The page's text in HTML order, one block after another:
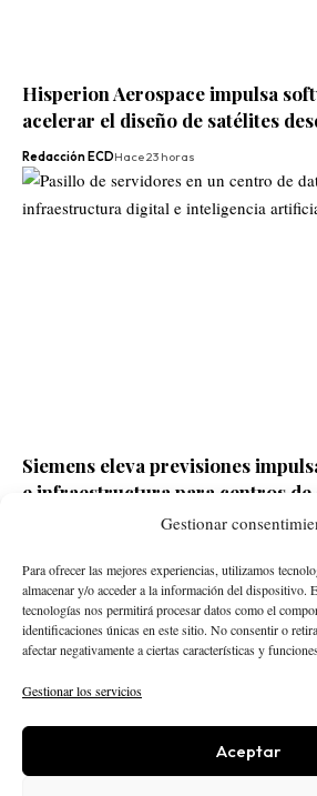
Gestionar
Para ofrecer las mejores experiencias, utilizamos
almacenar y/o acceder a la información del dispositivo.
tecnologías nos permitirá procesar datos como el
identificaciones únicas en este sitio. No consentir o
afectar negativamente a ciertas características y
Gestionar los servicios
Aceptar
Hisperion Aerospace impulsa
acelerar el diseño de satélites
Redacción ECDHace 23 horas
Siemens eleva previsiones
e infraestructura para centros de
Hace 23 horas
INTELIGENCIA
CREATOR ECONOMY